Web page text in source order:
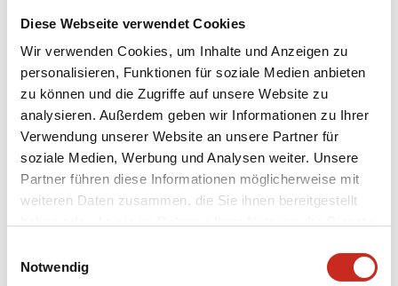
Diese Webseite verwendet Cookies
Wir verwenden Cookies, um Inhalte und Anzeigen zu
personalisieren, Funktionen für soziale Medien anbieten
zu können und die Zugriffe auf unsere Website zu
analysieren. Außerdem geben wir Informationen zu Ihrer
Verwendung unserer Website an unsere Partner für
soziale Medien, Werbung und Analysen weiter. Unsere
Partner führen diese Informationen möglicherweise mit
weiteren Daten zusammen, die Sie ihnen bereitgestellt
Notwendig
mit Gemüse und Klebreis serviert werden. Den
gibt es keine ausgeprägte Frühstückskultur.
Oft wird morgens mit übrig gebliebenem Reis
vom Vorabend etwas wie Khao Pad Khai
(gebratener Reis mit Ei) zubereitet. Auch
scharfe Gerichte, die im Westen eher als
Abendessen gelten, werden in Thailand
problemlos morgens gegessen. In den Hotels
wird in der Regel ein amerikanisches Frühstück
serviert, ergänzt durch thailändische Speisen.
Das bekannteste thailändische Gericht ist Pad